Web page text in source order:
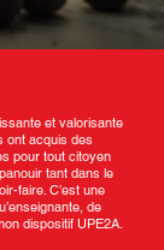
et valorisante
ont acquis des
pour tout citoyen
tant dans le
faire. C’est une
de
dispositif UPE2A.